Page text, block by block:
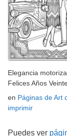
Elegancia
Felices Años
en Páginas de Art
imprimir
Puedes ver